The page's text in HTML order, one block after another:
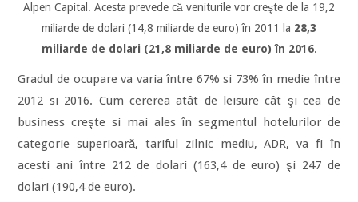
Alpen Capital. Acesta prevede că veniturile vor creşte de la 19,2
miliarde de dolari (14,8 miliarde de euro) în 2011 la 28,3
miliarde de dolari (21,8 miliarde de euro) în 2016.
Gradul de ocupare va varia între 67% si 73% în medie între
2012 si 2016. Cum cererea atât de leisure cât şi cea de
business creşte si mai ales în segmentul hotelurilor de
categorie superioară, tariful zilnic mediu, ADR, va fi în
acesti ani între 212 de dolari (163,4 de euro) şi 247 de
dolari (190,4 de euro).